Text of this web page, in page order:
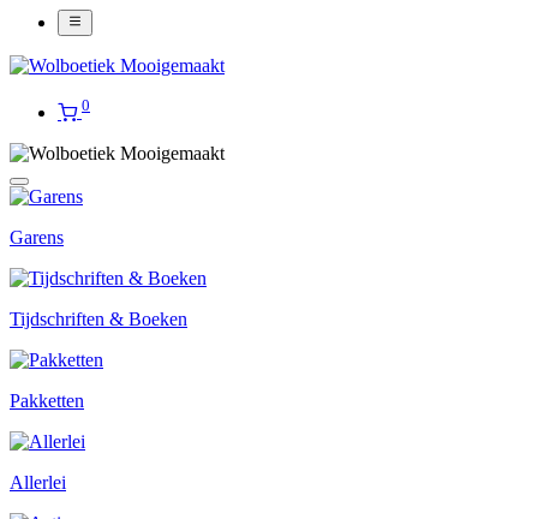
0
Garens
Tijdschriften & Boeken
Pakketten
Allerlei